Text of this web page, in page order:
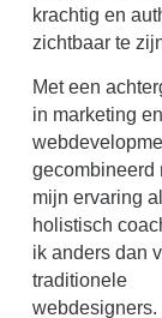
krachtig en
zichtbaar te
Met een
in marketing en
gecombineerd
mijn ervaring
holistisch
ik anders dan
traditionele
webdesigners.